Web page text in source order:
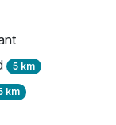
5 km
km